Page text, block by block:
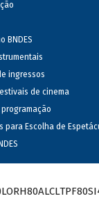
BNDES
ingressos
de cinema
programação
para Escolha de